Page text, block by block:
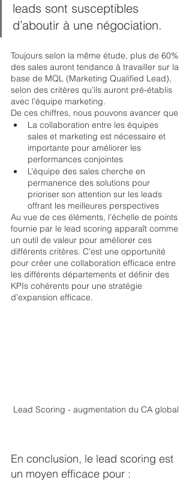
leads sont susceptibles
d’aboutir à une négociation.
Toujours selon la même étude, plus de 60%
des sales auront tendance à travailler sur la
base de MQL (Marketing Qualified Lead),
selon des critères qu’ils auront pré-établis
avec l’équipe marketing.
De ces chiffres, nous pouvons avancer que
La collaboration entre les équipes
sales et marketing est nécessaire et
importante pour améliorer les
performances conjointes
L’équipe des sales cherche en
permanence des solutions pour
prioriser son attention sur les leads
offrant les meilleures perspectives
Au vue de ces éléments, l’échelle de points
fournie par le lead scoring apparaît comme
un outil de valeur pour améliorer ces
différents critères. C’est une opportunité
pour créer une collaboration efficace entre
les différents départements et définir des
KPIs cohérents pour une stratégie
d’expansion efficace.
Lead Scoring - augmentation du CA global
En conclusion, le lead scoring est
un moyen efficace pour :